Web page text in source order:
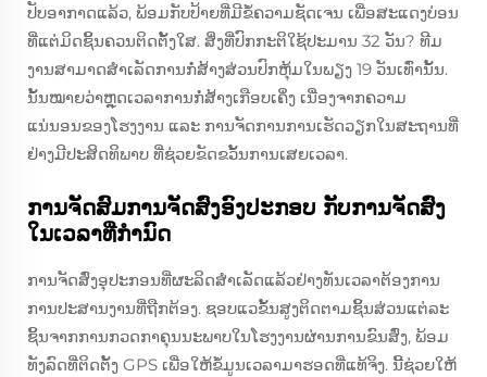
ປັບອາກາດແລ້ວ, ພ້ອມກັບປ້າຍທີ່ມີຂໍ້ຄວາມຊັດເຈນ ເພື່ອສະແດງບ່ອນ
ທີ່ແຕ່ມິດຊິ້ນຄວນຕິດຕັ້ງໃສ. ສິ່ງທີ່ປົກກະຕິໃຊ້ປະມານ 32 ວັນ? ທີມ
ງານສາມາດສຳເລັດການກໍ່ສ້າງສ່ວນປົກຫຸ້ມໃນພຽງ 19 ວັນເທົ່ານັ້ນ.
ນັ້ນໝາຍວ່າຫຼຸດເວລາການກໍ່ສ້າງເກືອບເຄິ່ງ ເນື່ອງຈາກຄວາມ
ແນ່ນອນຂອງໂຮງງານ ແລະ ການຈັດການການເຮັດວຽກໃນສະຖານທີ່
ຢ່າງມີປະສິດທິພາບ ທີ່ຊ່ວຍຂັດຂວັ້ນການເສຍເວລາ.
ການຈັດສົມການຈັດສົ່ງອົງປະກອບ ກັບການຈັດສົ່ງ
ໃນເວລາທີ່ກຳນົດ
ການຈັດສົ່ງອຸປະກອນທີ່ຜະລິດສຳເລັດແລ້ວຢ່າງທັນເວລາຕ້ອງການ
ການປະສານງານທີ່ຖືກຕ້ອງ. ຊອບແວຂັ້ນສູງຕິດຕາມຊິ້ນສ່ວນແຕ່ລະ
ຊິ້ນຈາກການກວດກາຄຸນນະພາບໃນໂຮງງານຜ່ານການຂົນສົ່ງ, ພ້ອມ
ທັງລົດທີ່ຕິດຕັ້ງ GPS ເພື່ອໃຫ້ຂໍ້ມູນເວລາມາຮອດທີ່ແທ້ຈິງ. ນີ້ຊ່ວຍໃຫ້